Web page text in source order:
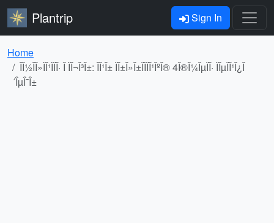
Plantrip Sign In
Home
ÎÎ½Î­Î»ÏÎ¹ÏÏÎ· Î ÏÎ¬Î³Î±: ÎÎ¹Î± ÏÎ±Î»Î±ÏÏÏÎ¹ÎºÎ® 4Î®Î¼ÎµÏÎ· ÏÎµÏÎ¹Î¿Î
´ÎµÎ¯Î±